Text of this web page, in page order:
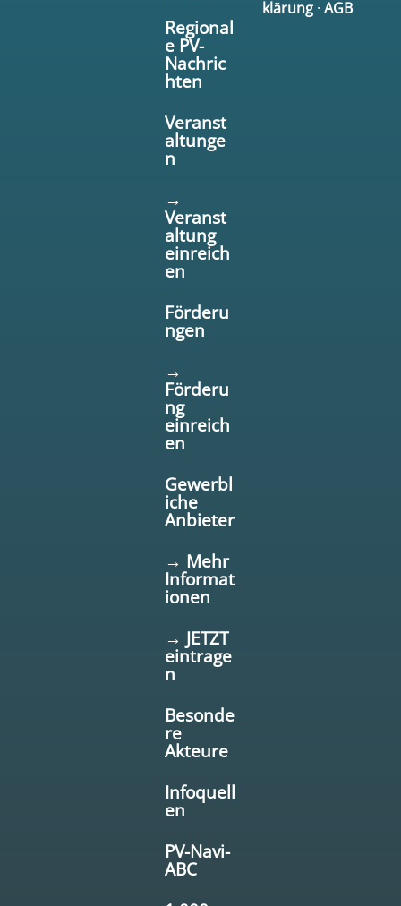
Regional
e PV-
Nachric
hten
Veranst
altunge
n
→
Veranst
altung
einreich
en
Förderu
ngen
→
Förderu
ng
einreich
en
Gewerbl
iche
Anbieter
→ Mehr
Informat
ionen
→ JETZT
eintrage
n
Besonde
re
Akteure
Infoquell
en
PV-Navi-
ABC
klärung· AGB